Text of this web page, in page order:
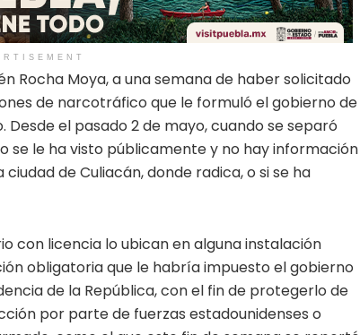
Rocha Moya, a una semana de haber solicitado
de narcotráfico que le formuló el gobierno de
Desde el pasado 2 de mayo, cuando se separó
se le ha visto públicamente y no hay información
de Culiacán, donde radica, o si se ha
con licencia lo ubican en alguna instalación
obligatoria que le habría impuesto el gobierno
de la República, con el fin de protegerlo de
por parte de fuerzas estadounidenses o